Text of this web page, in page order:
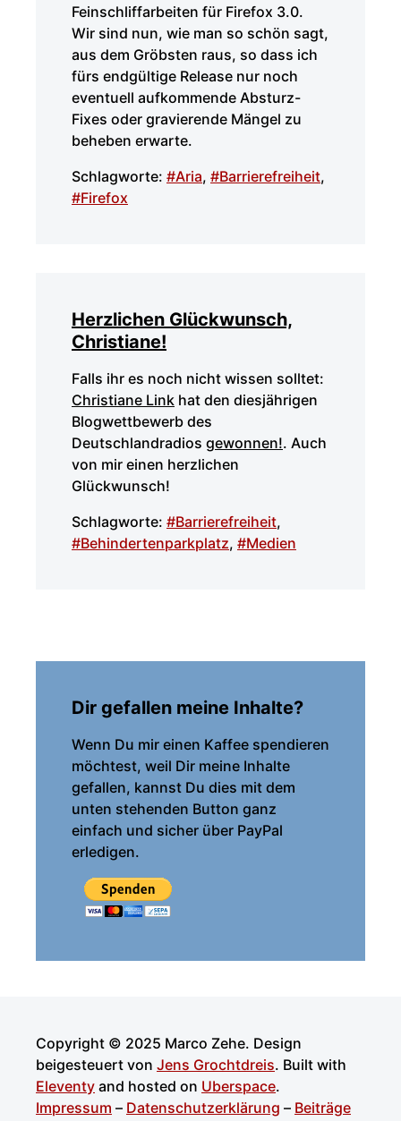
Feinschliffarbeiten für Firefox 3.0.
Wir sind nun, wie man so schön sagt,
aus dem Gröbsten raus, so dass ich
fürs endgültige Release nur noch
eventuell aufkommende Absturz-
Fixes oder gravierende Mängel zu
beheben erwarte.
Schlagworte: #Aria, #Barrierefreiheit,
#Firefox
Herzlichen Glückwunsch,
Christiane!
Falls ihr es noch nicht wissen solltet:
Christiane Link hat den diesjährigen
Blogwettbewerb des
Deutschlandradios gewonnen!. Auch
von mir einen herzlichen
Glückwunsch!
Schlagworte: #Barrierefreiheit,
#Behindertenparkplatz, #Medien
Dir gefallen meine Inhalte?
Wenn Du mir einen Kaffee spendieren
möchtest, weil Dir meine Inhalte
gefallen, kannst Du dies mit dem
unten stehenden Button ganz
einfach und sicher über PayPal
erledigen.
Copyright © 2025 Marco Zehe. Design
beigesteuert von Jens Grochtdreis. Built with
Eleventy and hosted on Uberspace.
Impressum – Datenschutzerklärung – Beiträge